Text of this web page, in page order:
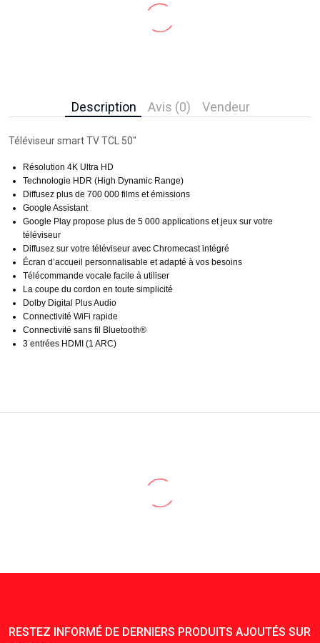
Description Avis (0) Vendeur
Téléviseur smart TV TCL 50"
Résolution 4K Ultra HD
Technologie HDR (High Dynamic Range)
Diffusez plus de 700 000 films et émissions
Google Assistant
Google Play propose plus de 5 000 applications et jeux sur votre
téléviseur
Diffusez sur votre téléviseur avec Chromecast intégré
Écran d’accueil personnalisable et adapté à vos besoins
Télécommande vocale facile à utiliser
La coupe du cordon en toute simplicité
Dolby Digital Plus Audio
Connectivité WiFi rapide
Connectivité sans fil Bluetooth®
3 entrées HDMI (1 ARC)
RESTEZ INFORMÉ DE DERNIERS PRODUITS AJOUTÉS SUR